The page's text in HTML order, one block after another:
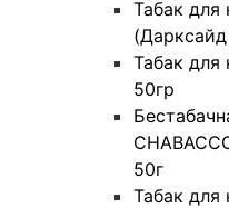
Табак для
Табак для
50гр
50г
Табак для